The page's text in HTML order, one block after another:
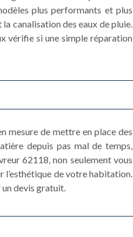
plus performants et plus
canalisation des eaux de pluie.
vérifie si une simple réparation
mesure de mettre en place des
depuis pas mal de temps,
62118, non seulement vous
l’esthétique de votre habitation.
un devis gratuit.